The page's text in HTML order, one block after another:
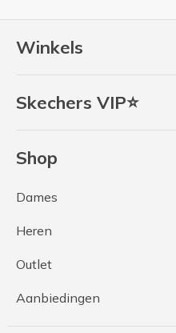
Winkels
Skechers VIP⭐
Shop
Dames
Heren
Outlet
Aanbiedingen